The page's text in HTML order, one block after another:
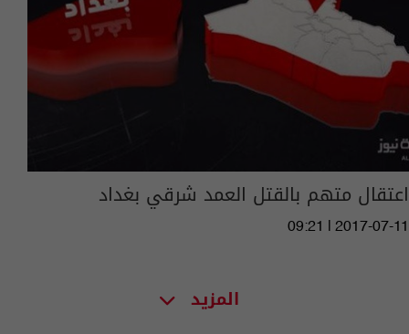
اعتقال متهم بالقتل العمد شرقي بغداد
09:21 | 2017-07-11
المزيد